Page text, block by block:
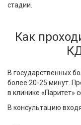
стадии.
Как
В государственных
более 20-25 минут.
в клинике «Паритет»
В консультацию